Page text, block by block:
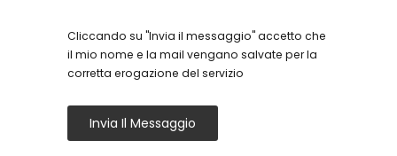
Cliccando su "Invia il messaggio" accetto che
il mio nome e la mail vengano salvate per la
corretta erogazione del servizio
Invia Il Messaggio